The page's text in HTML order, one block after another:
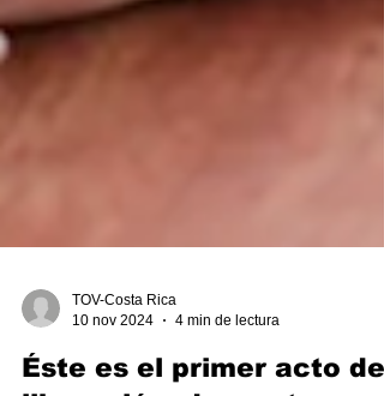
TOV-Costa Rica
10 nov 2024
4 min de lectura